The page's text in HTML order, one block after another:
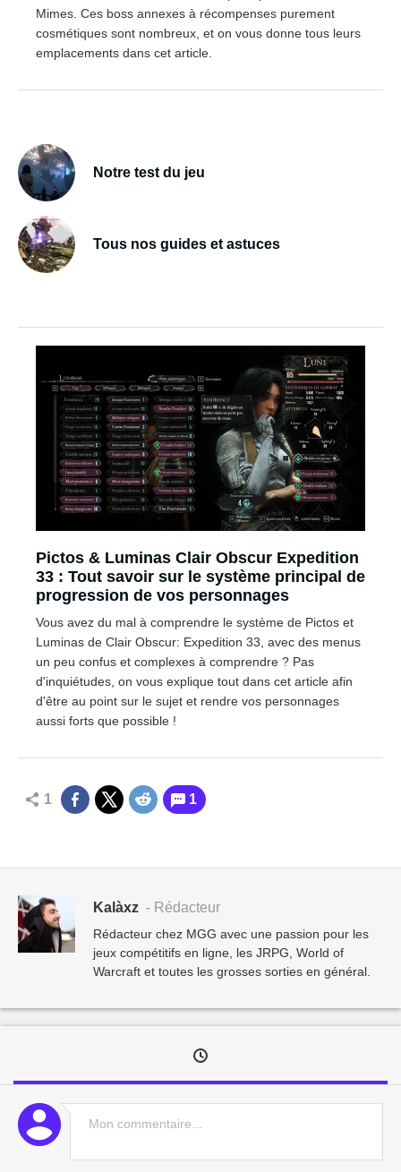
Mimes. Ces boss annexes à récompenses purement
cosmétiques sont nombreux, et on vous donne tous leurs
emplacements dans cet article.
Notre test du jeu
Tous nos guides et astuces
Pictos & Luminas Clair Obscur Expedition
33 : Tout savoir sur le système principal de
progression de vos personnages
Vous avez du mal à comprendre le système de Pictos et
Luminas de Clair Obscur: Expedition 33, avec des menus
un peu confus et complexes à comprendre ? Pas
d'inquiétudes, on vous explique tout dans cet article afin
d'être au point sur le sujet et rendre vos personnages
aussi forts que possible !
1 1
Kalàxz - Rédacteur
Rédacteur chez MGG avec une passion pour les
jeux compétitifs en ligne, les JRPG, World of
Warcraft et toutes les grosses sorties en général.